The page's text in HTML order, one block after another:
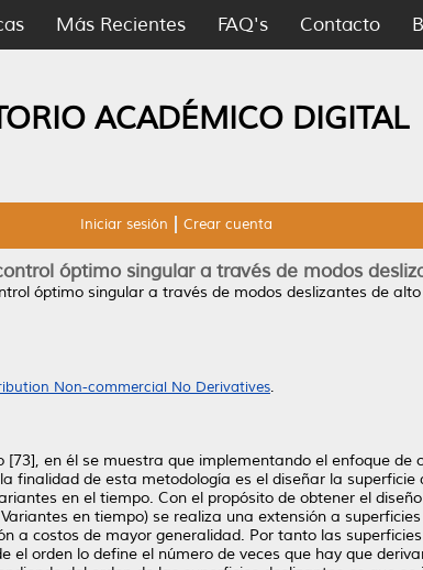
Más Recientes FAQ's Contacto
ACADÉMICO DIGITAL
Iniciar sesión Crear cuenta
óptimo singular a través de modos
óptimo singular a través de modos deslizantes de
Non-commercial No Derivatives.
en él se muestra que implementando el enfoque de
finalidad de esta metodología es el diseñar la
en el tiempo. Con el propósito de obtener el
en tiempo) se realiza una extensión a
a costos de mayor generalidad. Por tanto las
el orden lo define el número de veces que hay que